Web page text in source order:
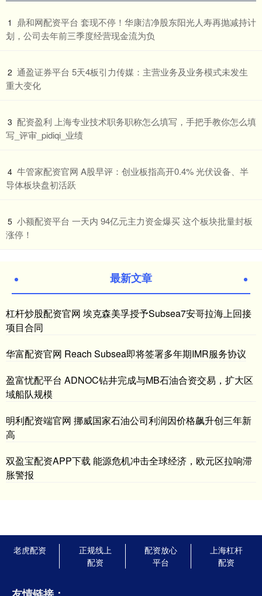
1 ​鼎和网配资平台 套现不停！华康洁净股东阳光人寿再抛减持计
划，公司去年前三季度经营现金流为负
2 ​通盈证券平台 5天4板引力传媒：主营业务及业务模式未发生
重大变化
3 ​配资盈利 上海专业技术职务职称怎么填写，手把手教你怎么填
写_评审_pidiqi_业绩
4 ​牛管家配资官网 A股早评：创业板指高开0.4% 光伏设备、半
导体板块盘初活跃
5 ​小额配资平台 一天内 94亿元主力资金爆买 这个板块批量封板
涨停！
最新文章
杠杆炒股配资官网 埃克森美孚授予Subsea7安哥拉海上回接
项目合同
华富配资官网 Reach Subsea即将签署多年期IMR服务协议
盈富忧配平台 ADNOC钻井完成与MB石油合资交易，扩大区
域船队规模
明利配资端官网 挪威国家石油公司利润因价格飙升创三年新
高
双盈宝配资APP下载 能源危机冲击全球经济，欧元区拉响滞
胀警报
老虎配资
正规线上
配资
配资放心
平台
上海杠杆
配资